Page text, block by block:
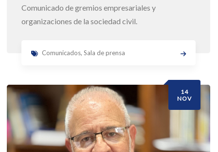
Comunicado de gremios empresariales y
organizaciones de la sociedad civil.
Comunicados, Sala de prensa
14
NOV